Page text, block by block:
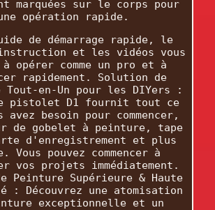
marquées sur le corps pour
opération rapide.
de démarrage rapide, le
et les vidéos vous
opérer comme un pro et à
rapidement. Solution de
Tout-en-Un pour les DIYers :
pistolet D1 fournit tout ce
avez besoin pour commencer,
de gobelet à peinture, tape
d'enregistrement et plus
Vous pouvez commencer à
vos projets immédiatement.
Peinture Supérieure & Haute
: Découvrez une atomisation
exceptionnelle et un